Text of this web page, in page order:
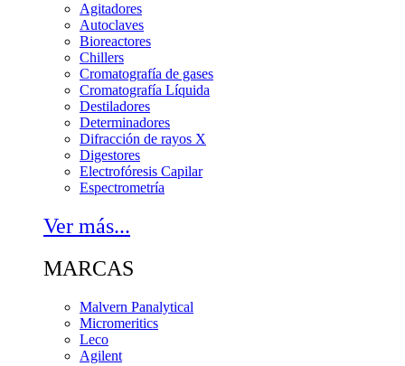
Agitadores
Autoclaves
Bioreactores
Chillers
Cromatografía de gases
Cromatografía Líquida
Destiladores
Determinadores
Difracción de rayos X
Digestores
Electrofóresis Capilar
Espectrometría
Ver más...
MARCAS
Malvern Panalytical
Micromeritics
Leco
Agilent